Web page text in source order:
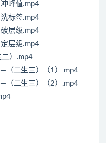
峰值.mp4
标签.mp4
层级.mp4
层级.mp4
二）.mp4
（二生三）（1）.mp4
（二生三）（2）.mp4